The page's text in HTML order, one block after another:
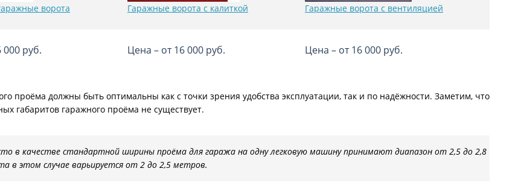
ворота Гаражные ворота с калиткой Гаражные ворота с вентиляцией
000 руб. Цена – от 16 000 руб. Цена – от 16 000 руб.
проёма должны быть оптимальны как с точки зрения удобства эксплуатации, так и по надёжности. Заметим, что
габаритов гаражного проёма не существует.
в качестве стандартной ширины проёма для гаража на одну легковую машину принимают диапазон от 2,5 до 2,8
в этом случае варьируется от 2 до 2,5 метров.